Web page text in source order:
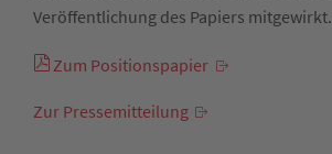
Veröffentlichung des Papiers mitgewirkt.
Zum Positionspapier
Zur Pressemitteilung